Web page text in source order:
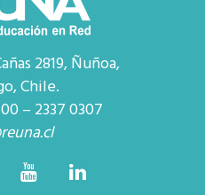
2819, Ñuñoa,
Chile.
– 2337 0307